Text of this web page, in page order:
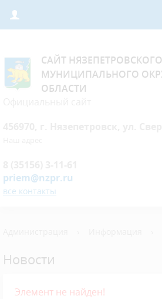
САЙТ НЯЗЕПЕТРОВСКОГО
МУНИЦИПАЛЬНОГО
ОБЛАСТИ
priem@nzpr.ru
все контакты
Новости
Элемент не найден!